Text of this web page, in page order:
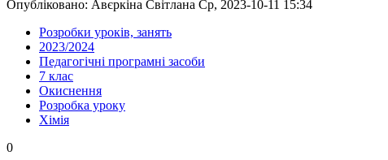
Опубліковано: Авєркіна Світлана Ср, 2023-10-11 15:34
Розробки уроків, занять
2023/2024
Педагогічні програмні засоби
7 клас
Окиснення
Розробка уроку
Хімія
0